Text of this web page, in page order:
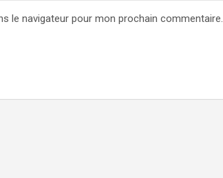
le navigateur pour mon prochain commentaire.